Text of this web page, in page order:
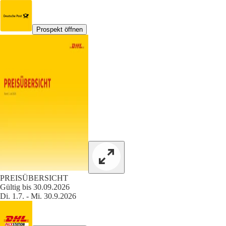
Prospekt öffnen
PREISÜBERSICHT
Gültig bis 30.09.2026
Di. 1.7. - Mi. 30.9.2026